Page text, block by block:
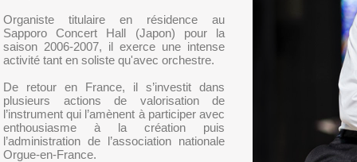
Organiste titulaire en résidence au
Sapporo Concert Hall (Japon) pour la
saison 2006-2007, il exerce une intense
activité tant en soliste qu'avec orchestre.
De retour en France, il s’investit dans
plusieurs actions de valorisation de
l’instrument qui l’amènent à participer avec
enthousiasme à la création puis
l’administration de l’association nationale
Orgue-en-France.